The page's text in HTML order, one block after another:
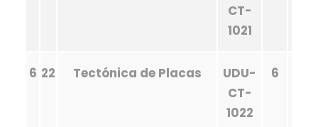
CT-
1021
6 22 Tectónica de Placas
UDU-
CT-
1022
6